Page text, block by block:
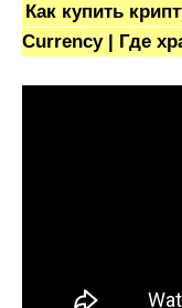
Как купить
Currency | Где